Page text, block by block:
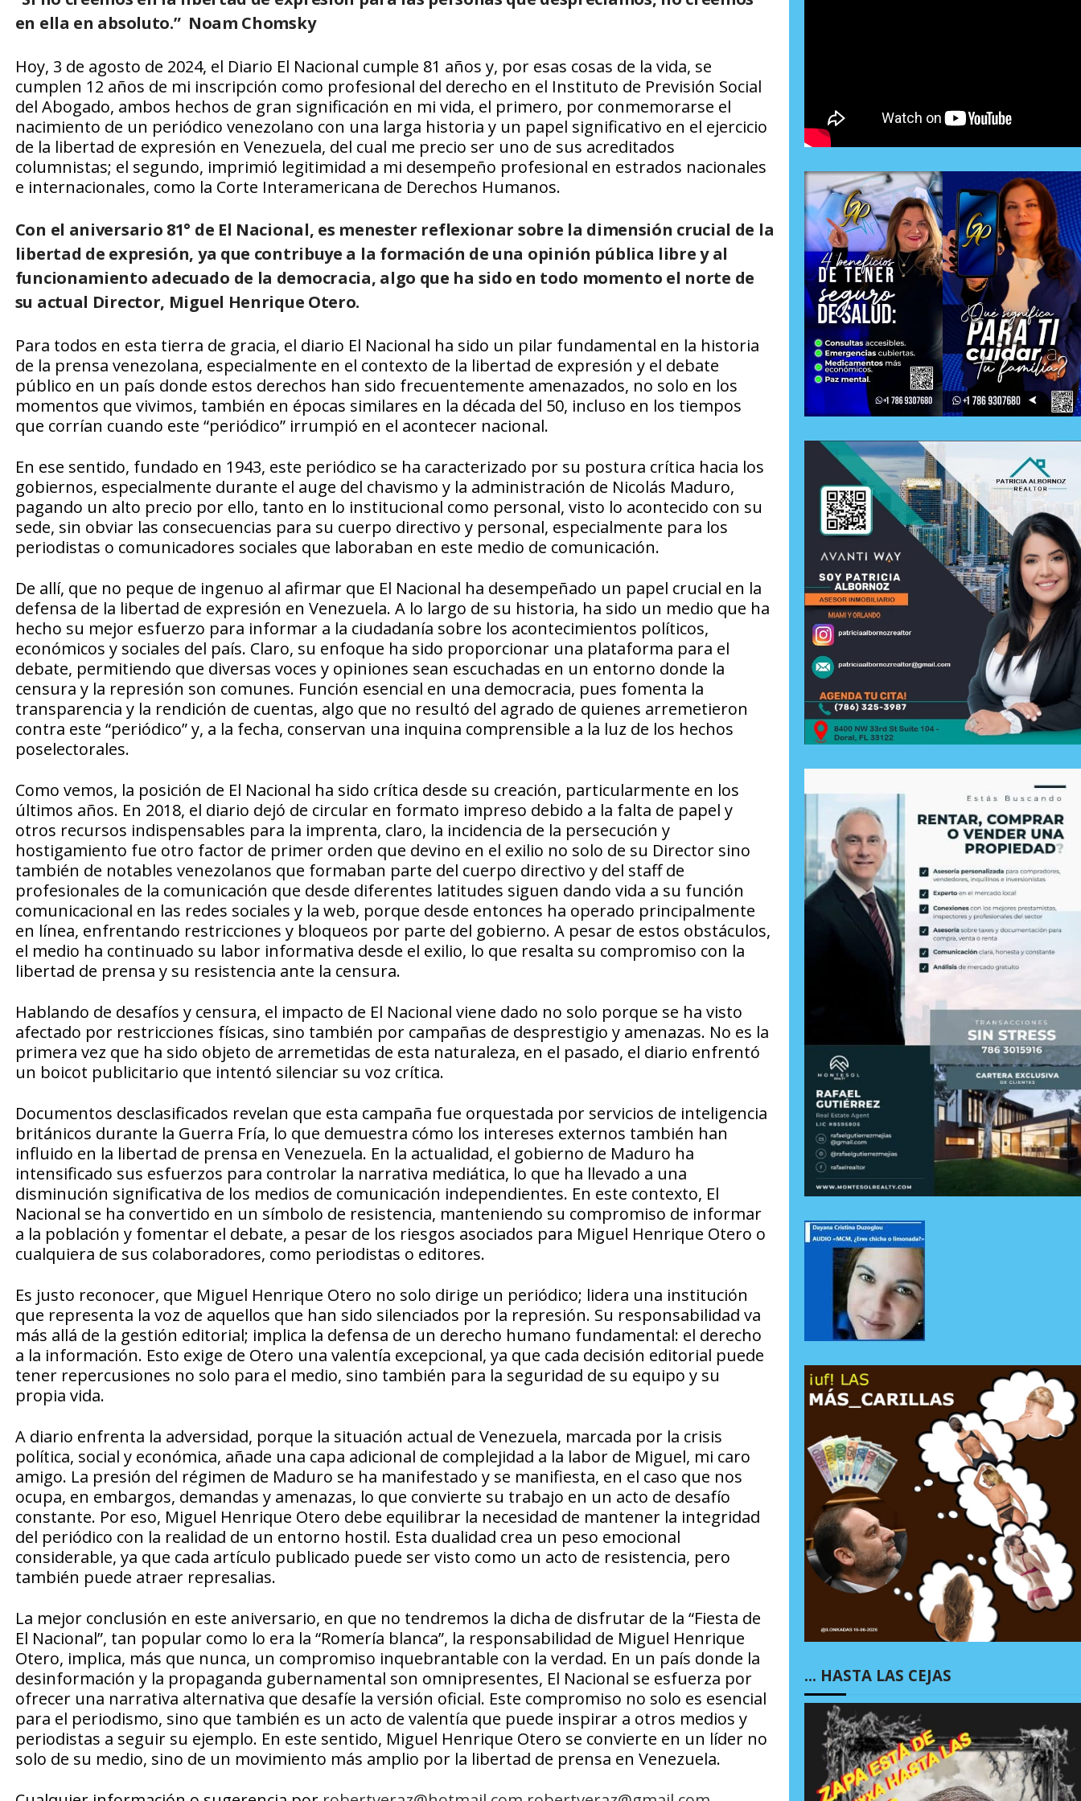
en ella en absoluto.” Noam Chomsky
Hoy, 3 de agosto de 2024, el Diario El Nacional cumple 81 años y, por esas cosas de la vida, se
cumplen 12 años de mi inscripción como profesional del derecho en el Instituto de Previsión Social
del Abogado, ambos hechos de gran significación en mi vida, el primero, por conmemorarse el
nacimiento de un periódico venezolano con una larga historia y un papel significativo en el ejercicio
de la libertad de expresión en Venezuela, del cual me precio ser uno de sus acreditados
columnistas; el segundo, imprimió legitimidad a mi desempeño profesional en estrados nacionales
e internacionales, como la Corte Interamericana de Derechos Humanos.
Con el aniversario 81° de El Nacional, es menester reflexionar sobre la dimensión crucial de la
libertad de expresión, ya que contribuye a la formación de una opinión pública libre y al
funcionamiento adecuado de la democracia, algo que ha sido en todo momento el norte de
su actual Director, Miguel Henrique Otero.
Para todos en esta tierra de gracia, el diario El Nacional ha sido un pilar fundamental en la historia
de la prensa venezolana, especialmente en el contexto de la libertad de expresión y el debate
público en un país donde estos derechos han sido frecuentemente amenazados, no solo en los
momentos que vivimos, también en épocas similares en la década del 50, incluso en los tiempos
que corrían cuando este “periódico” irrumpió en el acontecer nacional.
En ese sentido, fundado en 1943, este periódico se ha caracterizado por su postura crítica hacia los
gobiernos, especialmente durante el auge del chavismo y la administración de Nicolás Maduro,
pagando un alto precio por ello, tanto en lo institucional como personal, visto lo acontecido con su
sede, sin obviar las consecuencias para su cuerpo directivo y personal, especialmente para los
periodistas o comunicadores sociales que laboraban en este medio de comunicación.
De allí, que no peque de ingenuo al afirmar que El Nacional ha desempeñado un papel crucial en la
defensa de la libertad de expresión en Venezuela. A lo largo de su historia, ha sido un medio que ha
hecho su mejor esfuerzo para informar a la ciudadanía sobre los acontecimientos políticos,
económicos y sociales del país. Claro, su enfoque ha sido proporcionar una plataforma para el
debate, permitiendo que diversas voces y opiniones sean escuchadas en un entorno donde la
censura y la represión son comunes. Función esencial en una democracia, pues fomenta la
transparencia y la rendición de cuentas, algo que no resultó del agrado de quienes arremetieron
contra este “periódico” y, a la fecha, conservan una inquina comprensible a la luz de los hechos
poselectorales.
Como vemos, la posición de El Nacional ha sido crítica desde su creación, particularmente en los
últimos años. En 2018, el diario dejó de circular en formato impreso debido a la falta de papel y
otros recursos indispensables para la imprenta, claro, la incidencia de la persecución y
hostigamiento fue otro factor de primer orden que devino en el exilio no solo de su Director sino
también de notables venezolanos que formaban parte del cuerpo directivo y del staff de
profesionales de la comunicación que desde diferentes latitudes siguen dando vida a su función
comunicacional en las redes sociales y la web, porque desde entonces ha operado principalmente
en línea, enfrentando restricciones y bloqueos por parte del gobierno. A pesar de estos obstáculos,
el medio ha continuado su labor informativa desde el exilio, lo que resalta su compromiso con la
libertad de prensa y su resistencia ante la censura.
Hablando de desafíos y censura, el impacto de El Nacional viene dado no solo porque se ha visto
afectado por restricciones físicas, sino también por campañas de desprestigio y amenazas. No es la
primera vez que ha sido objeto de arremetidas de esta naturaleza, en el pasado, el diario enfrentó
un boicot publicitario que intentó silenciar su voz crítica.
Documentos desclasificados revelan que esta campaña fue orquestada por servicios de inteligencia
británicos durante la Guerra Fría, lo que demuestra cómo los intereses externos también han
influido en la libertad de prensa en Venezuela. En la actualidad, el gobierno de Maduro ha
intensificado sus esfuerzos para controlar la narrativa mediática, lo que ha llevado a una
disminución significativa de los medios de comunicación independientes. En este contexto, El
Nacional se ha convertido en un símbolo de resistencia, manteniendo su compromiso de informar
a la población y fomentar el debate, a pesar de los riesgos asociados para Miguel Henrique Otero o
cualquiera de sus colaboradores, como periodistas o editores.
Es justo reconocer, que Miguel Henrique Otero no solo dirige un periódico; lidera una institución
que representa la voz de aquellos que han sido silenciados por la represión. Su responsabilidad va
más allá de la gestión editorial; implica la defensa de un derecho humano fundamental: el derecho
a la información. Esto exige de Otero una valentía excepcional, ya que cada decisión editorial puede
tener repercusiones no solo para el medio, sino también para la seguridad de su equipo y su
propia vida.
A diario enfrenta la adversidad, porque la situación actual de Venezuela, marcada por la crisis
política, social y económica, añade una capa adicional de complejidad a la labor de Miguel, mi caro
amigo. La presión del régimen de Maduro se ha manifestado y se manifiesta, en el caso que nos
ocupa, en embargos, demandas y amenazas, lo que convierte su trabajo en un acto de desafío
constante. Por eso, Miguel Henrique Otero debe equilibrar la necesidad de mantener la integridad
del periódico con la realidad de un entorno hostil. Esta dualidad crea un peso emocional
considerable, ya que cada artículo publicado puede ser visto como un acto de resistencia, pero
también puede atraer represalias.
La mejor conclusión en este aniversario, en que no tendremos la dicha de disfrutar de la “Fiesta de
El Nacional”, tan popular como lo era la “Romería blanca”, la responsabilidad de Miguel Henrique
Otero, implica, más que nunca, un compromiso inquebrantable con la verdad. En un país donde la
desinformación y la propaganda gubernamental son omnipresentes, El Nacional se esfuerza por
ofrecer una narrativa alternativa que desafíe la versión oficial. Este compromiso no solo es esencial
para el periodismo, sino que también es un acto de valentía que puede inspirar a otros medios y
periodistas a seguir su ejemplo. En este sentido, Miguel Henrique Otero se convierte en un líder no
solo de su medio, sino de un movimiento más amplio por la libertad de prensa en Venezuela.
… HASTA LAS CEJAS